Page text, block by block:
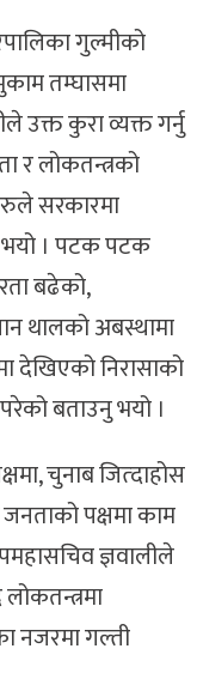
गुल्मीको
तम्घासमा
उक्त कुरा व्यक्त गर्नु
र लोकतन्त्रको
सरकारमा
भयो । पटक पटक
बढेको,
थालको अबस्थामा
देखिएको निरासाको
बताउनु भयो ।
चुनाब जित्दाहोस
जनताको पक्षमा काम
ज्ञवालीले
नजरमा गल्ती